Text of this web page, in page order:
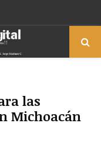
las
Michoacán